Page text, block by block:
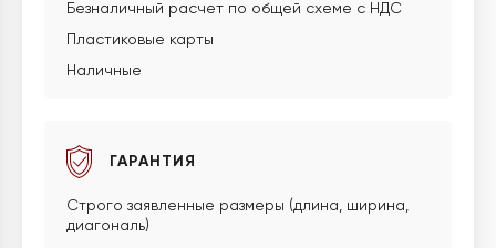
Безналичный расчет по общей схеме с НДС
Пластиковые карты
Наличные
ГАРАНТИЯ
Строго заявленные размеры (длина, ширина,
диагональ)